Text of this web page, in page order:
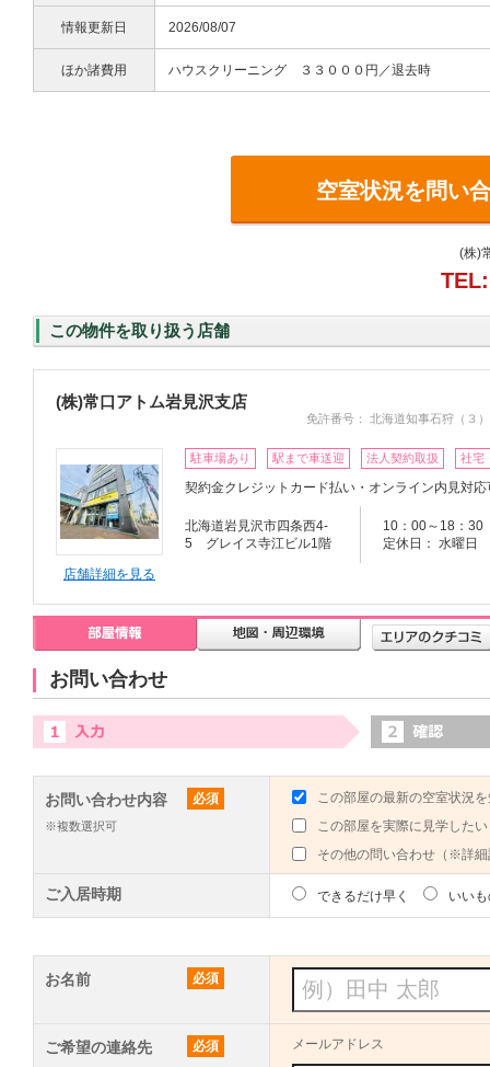
情報更新日 2026/08/07
ほか諸費用 ハウスクリーニング ３３０００円／退去時
空室状況を問い
(株)
この物件を取り扱う店舗
(株)常口アトム岩見沢支店
免許番号： 北海道知事石狩（３
店舗詳細を見る
駐車場あり 駅まで車送迎 法人契約取扱 社宅
契約金クレジットカード払い・オンライン内見対応
北海道岩見沢市四条西4-
5 グレイス寺江ビル1階
10：00～18：30
定休日： 水曜日
お問い合わせ
お問い合わせ内容 必須
※複数選択可
この部屋の最新の空室状況
この部屋を実際に見学したい
その他の問い合わせ（※詳
ご入居時期 できるだけ早く いい
お名前 必須
ご希望の連絡先 必須 メールアドレス